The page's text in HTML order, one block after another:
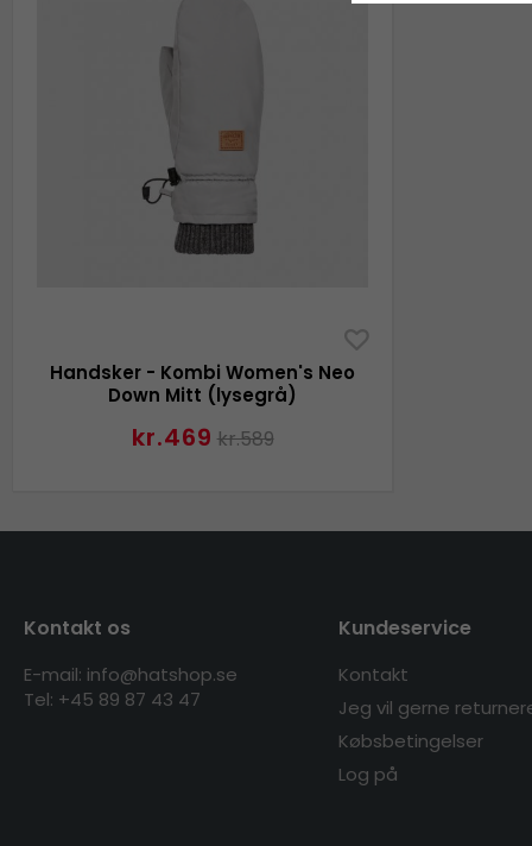
Handsker - Kombi Women's Neo
Down Mitt (lysegrå)
kr.469 kr.589
Kontakt os
E-mail: info@hatshop.se
Tel: +45 89 87 43 47
Kundeservice
Kontakt
Jeg vil gerne
Købsbetingelser
Log på